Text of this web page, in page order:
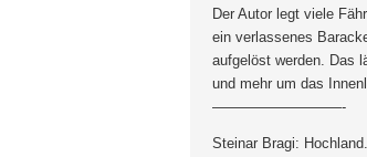
Der Autor legt viele
ein verlassenes
aufgelöst werden. Das
und mehr um das
—————————-
Steinar Bragi: Hochland.